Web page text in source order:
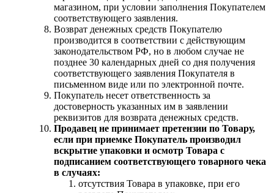
магазином, при условии заполнения Покупателем
соответствующего заявления.
Возврат денежных средств Покупателю
производится в соответствии с действующим
законодательством РФ, но в любом случае не
позднее 30 календарных дней со дня получения
соответствующего заявления Покупателя в
письменном виде или по электронной почте.
Покупатель несет ответственность за
достоверность указанных им в заявлении
реквизитов для возврата денежных средств.
Продавец не принимает претензии по Товару,
если при приемке Покупатель производил
вскрытие упаковки и осмотр Товара с
подписанием соответствующего товарного чека
в случаях:
отсутствия Товара в упаковке, при его